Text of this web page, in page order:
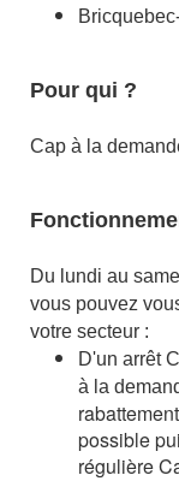
Pour qui ?
Cap à la
Du lundi au
vous pouvez
votre secteur :
D'un arrêt
à la
possible
régulière